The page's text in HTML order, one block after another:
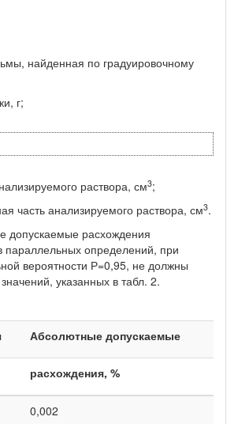
найденная по градуировочному
г;
раствора, см3;
часть анализируемого раствора, см3.
допускаемые расхождения
парал­лельных определений, при
вероятности Р=0,95, не должны
указанных в табл. 2.
Абсолютные допускаемые
расхождения, %
0,002